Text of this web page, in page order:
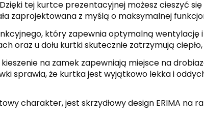
Dzięki tej kurtce prezentacyjnej możesz cieszyć
zaprojektowana z myślą o maksymalnej
który zapewnia optymalną
oraz u dołu kurtki skutecznie zatrzymują
na zamek zapewniają miejsce na
sprawia, że kurtka jest wyjątkowo lekka i
charakter, jest skrzydłowy design ERIMA na